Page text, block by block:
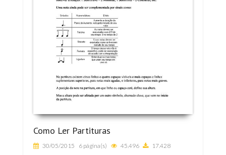
Como Ler Partituras
30/05/2015 6 página(s) 45.496 17.428